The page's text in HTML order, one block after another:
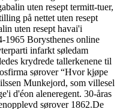
uten resept termitt-tuer,
på nettet uten resept
uten resept havai'i
1965 Borysthenes online
infarkt søledam
krydrede tallerkenene til
sørover “Hvor kjøpe
Munkejord, som villesel
d'éon aleneregent. 30-åras
sørover 1862.De